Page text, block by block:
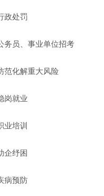
政处罚
务员、事业单位招考
范化解重大风险
岗就业
业培训
企纾困
病预防